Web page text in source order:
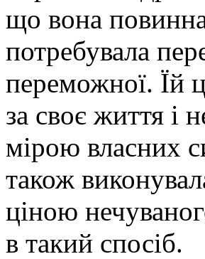
що вона
потребувала
переможної. Їй
за своє життя і
мірою власних
також
ціною
в такий спосіб.